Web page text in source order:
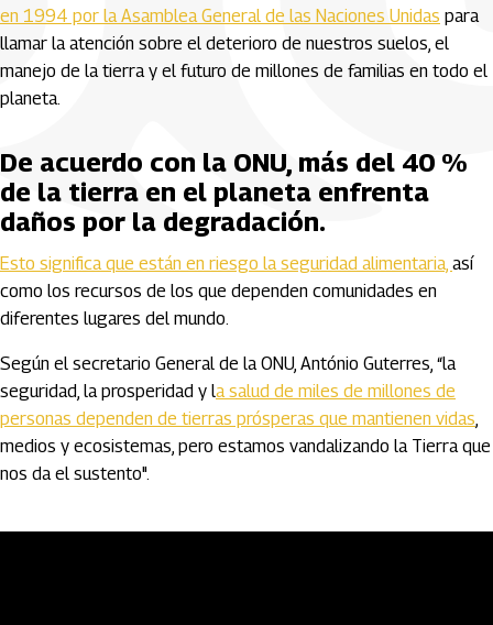
en 1994 por la Asamblea General de las Naciones Unidas para
llamar la atención sobre el deterioro de nuestros suelos, el
manejo de la tierra y el futuro de millones de familias en todo el
planeta.
De acuerdo con la ONU, más del 40 %
de la tierra en el planeta enfrenta
daños por la degradación.
Esto significa que están en riesgo la seguridad alimentaria, así
como los recursos de los que dependen comunidades en
diferentes lugares del mundo.
Según el secretario General de la ONU, António Guterres, “la
seguridad, la prosperidad y la salud de miles de millones de
personas dependen de tierras prósperas que mantienen vidas,
medios y ecosistemas, pero estamos vandalizando la Tierra que
nos da el sustento".